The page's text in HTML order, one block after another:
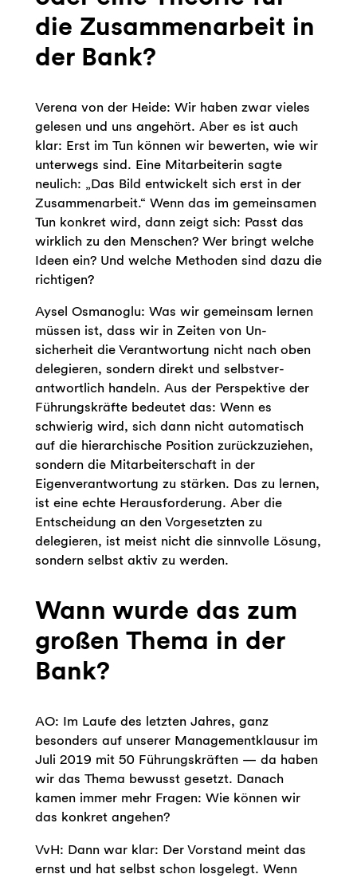
die Zusammenarbeit in
der Bank?
Verena von der Heide: Wir haben zwar vieles
gelesen und uns angehört. Aber es ist auch
klar: Erst im Tun können wir bewerten, wie wir
unterwegs sind. Eine Mitarbeiterin sagte
neulich: „Das Bild entwickelt sich erst in der
Zusammenarbeit.“ Wenn das im gemeinsamen
Tun konkret wird, dann zeigt sich: Passt das
wirklich zu den Menschen? Wer bringt welche
Ideen ein? Und welche Methoden sind dazu die
richtigen?
Aysel Osmanoglu: Was wir gemeinsam lernen
müssen ist, dass wir in Zeiten von Un-
sicherheit die Verantwortung nicht nach oben
delegieren, sondern direkt und selbstver-
antwortlich handeln. Aus der Perspektive der
Führungskräfte bedeutet das: Wenn es
schwierig wird, sich dann nicht automatisch
auf die hierarchische Position zurückzuziehen,
sondern die Mitarbeiterschaft in der
Eigenverantwortung zu stärken. Das zu lernen,
ist eine echte Herausforderung. Aber die
Entscheidung an den Vorgesetzten zu
delegieren, ist meist nicht die sinnvolle Lösung,
sondern selbst aktiv zu werden.
Wann wurde das zum
großen Thema in der
Bank?
AO: Im Laufe des letzten Jahres, ganz
besonders auf unserer Managementklausur im
Juli 2019 mit 50 Führungskräften — da haben
wir das Thema bewusst gesetzt. Danach
kamen immer mehr Fragen: Wie können wir
das konkret angehen?
VvH: Dann war klar: Der Vorstand meint das
ernst und hat selbst schon losgelegt. Wenn